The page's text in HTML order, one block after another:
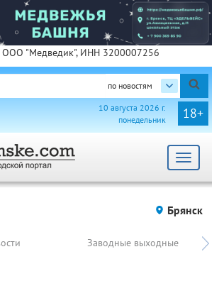
ООО "Медведик", ИНН 3200007256
по новостям
18+
10 августа 2026 г.
понедельник
Toggle
Брянск
Заводные выходные